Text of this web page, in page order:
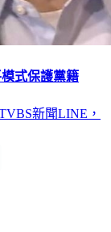
式保護黨籍
新聞LINE，